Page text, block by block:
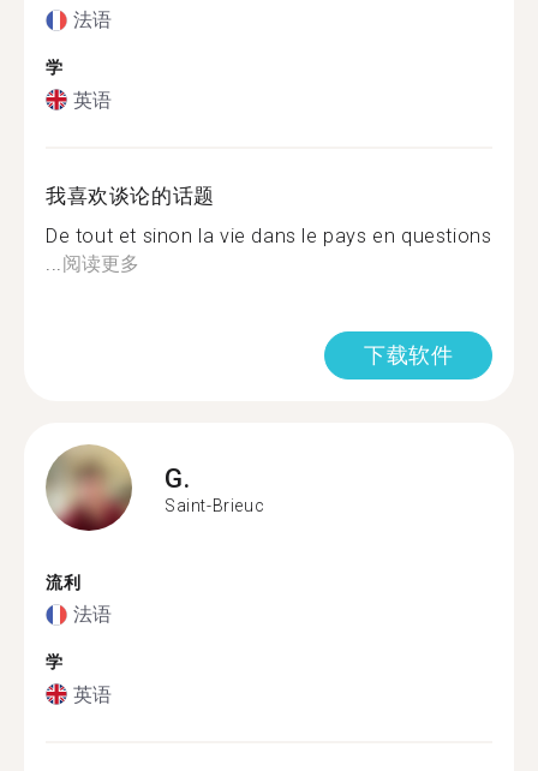
法语
学
英语
我喜欢谈论的话题
De tout et sinon la vie dans le pays en questions
阅读更多
下载软件
G.
Saint-Brieuc
流利
法语
学
英语